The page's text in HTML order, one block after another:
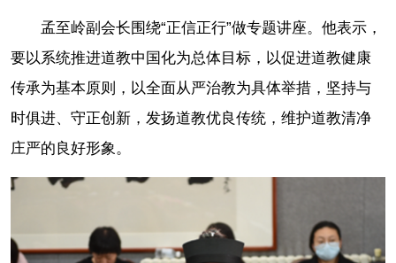
孟至岭副会长围绕“正信正行”做专题讲座。他表示，
要以系统推进道教中国化为总体目标，以促进道教健康
传承为基本原则，以全面从严治教为具体举措，坚持与
时俱进、守正创新，发扬道教优良传统，维护道教清净
庄严的良好形象。